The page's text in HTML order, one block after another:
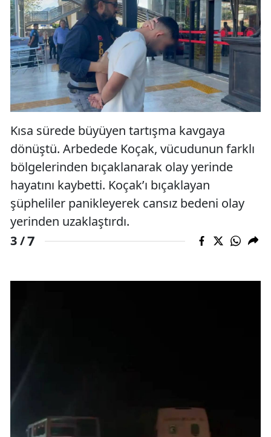
Kısa sürede büyüyen tartışma kavgaya
dönüştü. Arbedede Koçak, vücudunun farklı
bölgelerinden bıçaklanarak olay yerinde
hayatını kaybetti. Koçak’ı bıçaklayan
şüpheliler panikleyerek cansız bedeni olay
yerinden uzaklaştırdı.
3 /7